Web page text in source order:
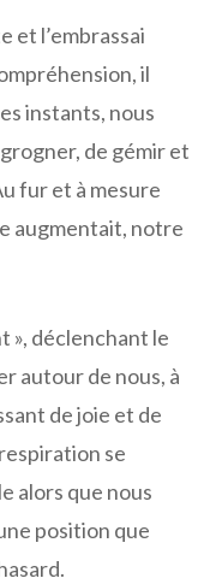
et l’embrassai
il
instants, nous
de gémir et
fur et à mesure
augmentait, notre
», déclenchant le
autour de nous, à
de joie et de
se
alors que nous
position que